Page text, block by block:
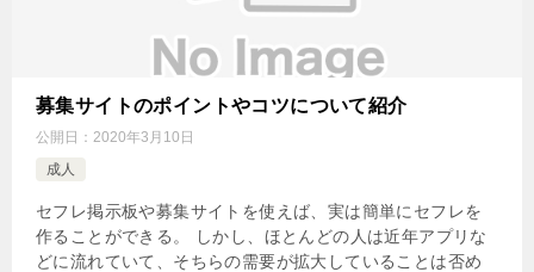
募集サイトのポイントやコツについて紹介
公開日： 2020年3月10日
成人
セフレ掲示板や募集サイトを使えば、実は簡単にセフレを
作ることができる。 しかし、ほとんどの人は近年アプリな
どに流れていて、そちらの需要が拡大していることは否め